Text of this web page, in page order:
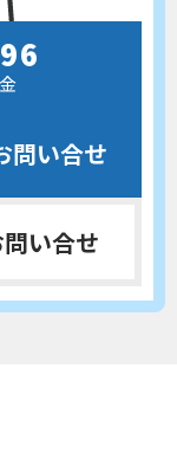
問い合せ
問い合せ